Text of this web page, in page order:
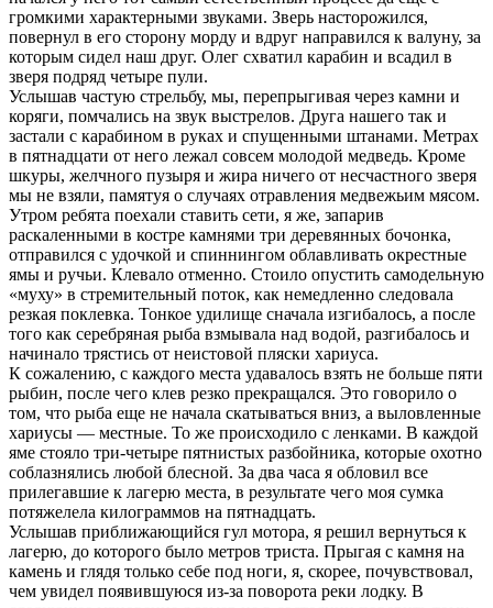
громкими характерными звуками. Зверь насторожился,
повернул в его сторону морду и вдруг направился к валуну, за
которым сидел наш друг. Олег схватил карабин и всадил в
зверя подряд четыре пули.
Услышав частую стрельбу, мы, перепрыгивая через камни и
коряги, помчались на звук выстрелов. Друга нашего так и
застали с карабином в руках и спущенными штанами. Метрах
в пятнадцати от него лежал совсем молодой медведь. Кроме
шкуры, желчного пузыря и жира ничего от несчастного зверя
мы не взяли, памятуя о случаях отравления медвежьим мясом.
Утром ребята поехали ставить сети, я же, запарив
раскаленными в костре камнями три деревянных бочонка,
отправился с удочкой и спиннингом облавливать окрестные
ямы и ручьи. Клевало отменно. Стоило опустить самодельную
«муху» в стремительный поток, как немедленно следовала
резкая поклевка. Тонкое удилище сначала изгибалось, а после
того как серебряная рыба взмывала над водой, разгибалось и
начинало трястись от неистовой пляски хариуса.
К сожалению, с каждого места удавалось взять не больше пяти
рыбин, после чего клев резко прекращался. Это говорило о
том, что рыба еще не начала скатываться вниз, а выловленные
хариусы — местные. То же происходило с ленками. В каждой
яме стояло три-четыре пятнистых разбойника, которые охотно
соблазнялись любой блесной. За два часа я обловил все
прилегавшие к лагерю места, в результате чего моя сумка
потяжелела килограммов на пятнадцать.
Услышав приближающийся гул мотора, я решил вернуться к
лагерю, до которого было метров триста. Прыгая с камня на
камень и глядя только себе под ноги, я, скорее, почувствовал,
чем увидел появившуюся из-за поворота реки лодку. В